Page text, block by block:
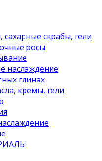
скрабы, гели
росы
наслаждение
глинах
кремы, гели